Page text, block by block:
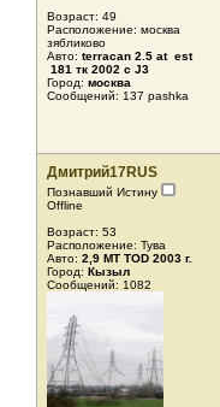
Возраст: 49
Расположение: москва
зябликово
Авто: terracan 2.5 at est
181 тк 2002 с J3
Город: москва
Сообщений: 137 pashka
Дмитрий17RUS
Познавший Истину
Offline
Возраст: 53
Расположение: Тува
Авто: 2,9 МТ ТОD 2003 г.
Город: Кызыл
Сообщений: 1082